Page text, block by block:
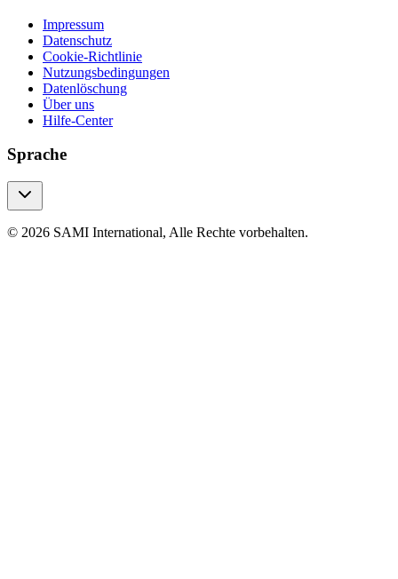
Impressum
Datenschutz
Cookie-Richtlinie
Nutzungsbedingungen
Datenlöschung
Über uns
Hilfe-Center
Sprache
© 2026 SAMI International, Alle Rechte vorbehalten.